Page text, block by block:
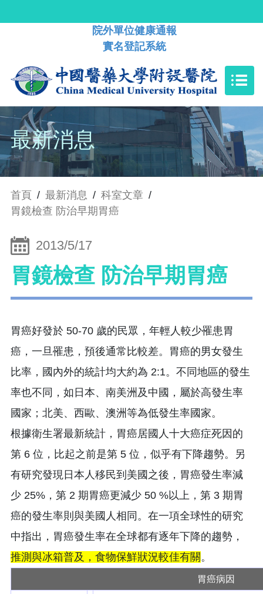
院外單位健康通報
實名登記系統
最新消息
首頁 / 最新消息 / 科室文章 /
胃鏡檢查 防治早期胃癌
2013/5/17
胃鏡檢查 防治早期胃癌
胃癌好發於 50-70 歲的民眾，年輕人較少罹患胃
癌，一旦罹患，預後通常比較差。胃癌的男女發生
比率，國內外的統計均大約為 2:1。不同地區的發生
率也不同，如日本、南美洲及中國，屬於高發生率
國家；北美、西歐、澳洲等為低發生率國家。
根據衛生署最新統計，胃癌居國人十大癌症死因的
第 6 位，比起之前是第 5 位，似乎有下降趨勢。另
有研究發現日本人移民到美國之後，胃癌發生率減
少 25%，第 2 期胃癌更減少 50 %以上，第 3 期胃
癌的發生率則與美國人相同。在一項全球性的研究
中指出，胃癌發生率在全球都有逐年下降的趨勢，
推測與冰箱普及，食物保鮮狀況較佳有關 。
胃癌病因